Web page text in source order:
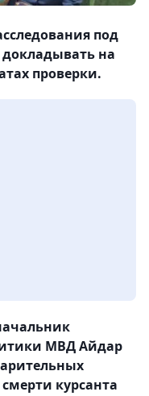
под
на
проверки.
МВД Айдар
курсанта